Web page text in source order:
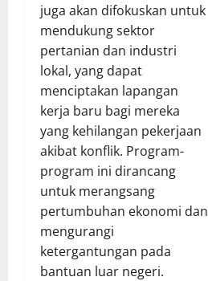
juga akan difokuskan untuk
mendukung sektor
pertanian dan industri
lokal, yang dapat
menciptakan lapangan
kerja baru bagi mereka
yang kehilangan pekerjaan
akibat konflik. Program-
program ini dirancang
untuk merangsang
pertumbuhan ekonomi dan
mengurangi
ketergantungan pada
bantuan luar negeri.